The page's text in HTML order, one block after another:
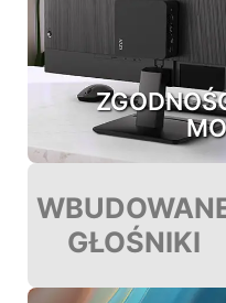
GŁOŚNIKI